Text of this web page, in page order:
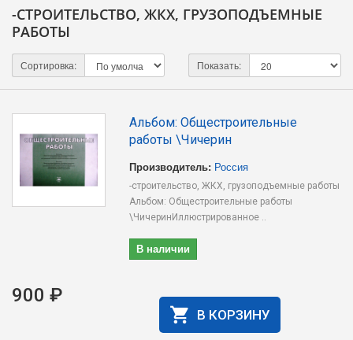
-СТРОИТЕЛЬСТВО, ЖКХ, ГРУЗОПОДЪЕМНЫЕ
РАБОТЫ
Сортировка: Показать:
Альбом: Общестроительные
работы \Чичерин
Производитель: Россия
-строительство, ЖКХ, грузоподъемные работы
Альбом: Общестроительные работы
\ЧичеринИллюстрированное ..
В наличии
900 ₽
В КОРЗИНУ